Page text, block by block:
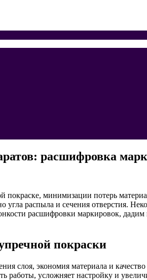
расшифровка
минимизации потерь
распыла и сечения отверстия.
расшифровки маркировок,
покраски
слоя, экономия материала и
усложняет настройку и